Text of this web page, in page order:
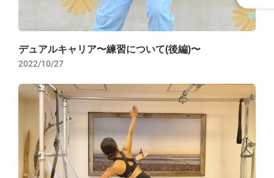
デュアルキャリア〜練習について(後編)〜
2022/10/27